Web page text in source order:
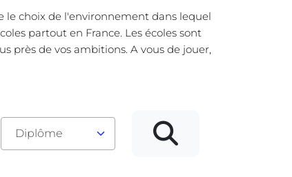
le choix de l'environnement dans lequel
partout en France. Les écoles sont
près de vos ambitions. A vous de jouer,
Diplôme